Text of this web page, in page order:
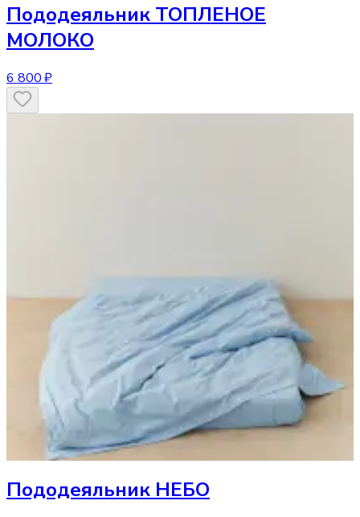
Пододеяльник ТОПЛЕНОЕ
МОЛОКО
6 800 ₽
Пододеяльник НЕБО